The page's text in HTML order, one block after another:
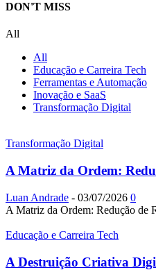
DON'T MISS
All
All
Educação e Carreira Tech
Ferramentas e Automação
Inovação e SaaS
Transformação Digital
Transformação Digital
A Matriz da Ordem:
Luan Andrade - 03/07/2026 0
A Matriz da Ordem: Redução de
Educação e Carreira Tech
A Destruição Criativa